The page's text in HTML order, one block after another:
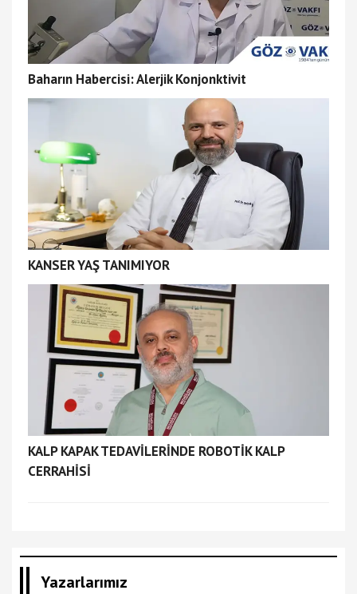
Baharın Habercisi: Alerjik Konjonktivit
KANSER YAŞ TANIMIYOR
KALP KAPAK TEDAVİLERİNDE ROBOTİK KALP
CERRAHİSİ
Yazarlarımız